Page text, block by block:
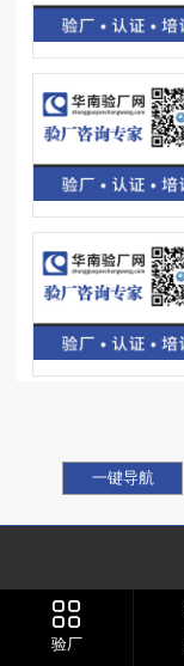
一键导航
验厂